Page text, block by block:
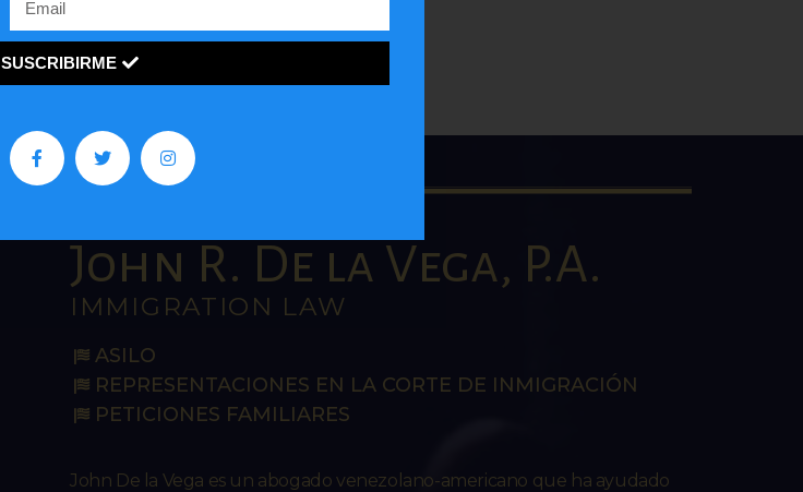
John R. De la Vega, P.A.
IMMIGRATION LAW
ASILO
REPRESENTACIONES EN LA CORTE DE INMIGRACIÓN
PETICIONES FAMILIARES
John De la Vega es un abogado venezolano-americano que ha ayudado
SUSCRIBIRME